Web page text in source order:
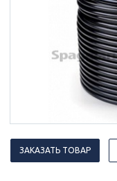
ЗАКАЗАТЬ ТОВАР